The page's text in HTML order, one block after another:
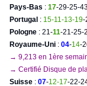
Pays-Bas : 17-29-25-
Portugal : 15-11-13-19-
Pologne : 21-11-21-25-
Royaume-Uni : 04-14-
→ 9,213 en 1ère
→ Certifié Disque de
Suisse : 07-12-17-22-